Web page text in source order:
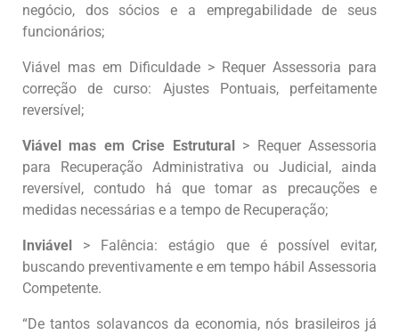
negócio, dos sócios e a empregabilidade de seus
funcionários;
Viável mas em Dificuldade > Requer Assessoria para
correção de curso: Ajustes Pontuais, perfeitamente
reversível;
Viável mas em Crise Estrutural> Requer Assessoria
para Recuperação Administrativa ou Judicial, ainda
reversível, contudo há que tomar as precauções e
medidas necessárias e a tempo de Recuperação;
Inviável > Falência: estágio que é possível evitar,
buscando preventivamente e em tempo hábil Assessoria
Competente.
“De tantos solavancos da economia, nós brasileiros já